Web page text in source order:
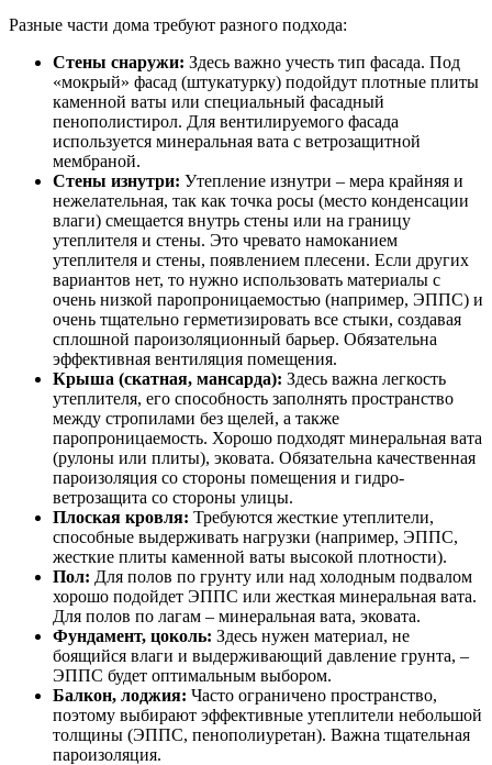
Разные части дома требуют разного подхода:
Стены снаружи: Здесь важно учесть тип фасада. Под
«мокрый» фасад (штукатурку) подойдут плотные плиты
каменной ваты или специальный фасадный
пенополистирол. Для вентилируемого фасада
используется минеральная вата с ветрозащитной
мембраной.
Стены изнутри: Утепление изнутри – мера крайняя и
нежелательная, так как точка росы (место конденсации
влаги) смещается внутрь стены или на границу
утеплителя и стены. Это чревато намоканием
утеплителя и стены, появлением плесени. Если других
вариантов нет, то нужно использовать материалы с
очень низкой паропроницаемостью (например, ЭППС) и
очень тщательно герметизировать все стыки, создавая
сплошной пароизоляционный барьер. Обязательна
эффективная вентиляция помещения.
Крыша (скатная, мансарда): Здесь важна легкость
утеплителя, его способность заполнять пространство
между стропилами без щелей, а также
паропроницаемость. Хорошо подходят минеральная вата
(рулоны или плиты), эковата. Обязательна качественная
пароизоляция со стороны помещения и гидро-
ветрозащита со стороны улицы.
Плоская кровля: Требуются жесткие утеплители,
способные выдерживать нагрузки (например, ЭППС,
жесткие плиты каменной ваты высокой плотности).
Пол: Для полов по грунту или над холодным подвалом
хорошо подойдет ЭППС или жесткая минеральная вата.
Для полов по лагам – минеральная вата, эковата.
Фундамент, цоколь: Здесь нужен материал, не
боящийся влаги и выдерживающий давление грунта, –
ЭППС будет оптимальным выбором.
Балкон, лоджия: Часто ограничено пространство,
поэтому выбирают эффективные утеплители небольшой
толщины (ЭППС, пенополиуретан). Важна тщательная
пароизоляция.